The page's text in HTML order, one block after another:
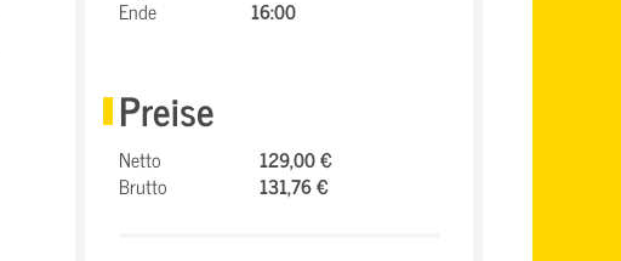
Ende
16:00
Preise
Netto
129,00 €
Brutto
131,76 €